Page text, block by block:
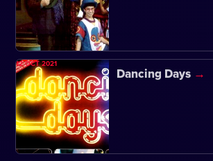
Dancing Days
12 OCT 2021